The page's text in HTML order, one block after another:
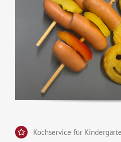
Kochservice für